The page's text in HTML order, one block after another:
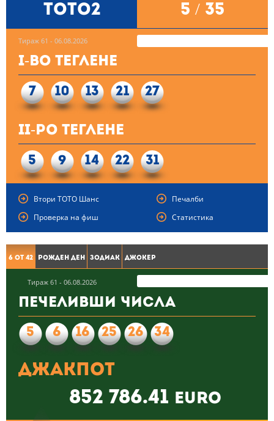
ТОТО2 5 / 35
Тираж 61 - 06.08.2026
I-во теглене
7 10 13 21 27
II-ро теглене
5 9 14 22 31
Втори ТОТО Шанс
Печалби
Проверка на фиш
Статистика
6 от 42 Рожден ден Зодиак Джокер
Тираж 61 - 06.08.2026
Печеливши числа
5 6 16 25 26 34
Джакпот
852 786.41 euro